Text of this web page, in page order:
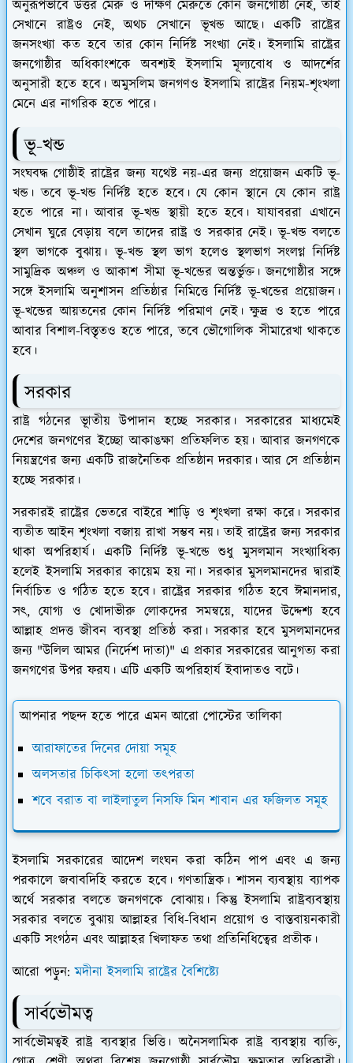
অনুরূপভাবে উত্তর মেরু ও দক্ষিণ মেরুতে কোন জনগোষ্ঠী নেই, তাই
সেখানে রাষ্ট্রও নেই, অথচ সেখানে ভূখন্ড আছে। একটি রাষ্ট্রের
জনসংখ্যা কত হবে তার কোন নির্দিষ্ট সংখ্যা নেই। ইসলামি রাষ্ট্রের
জনগোষ্ঠীর অধিকাংশকে অবশ্যই ইসলামি মূল্যবোধ ও আদর্শের
অনুসারী হতে হবে। অমুসলিম জনগণও ইসলামি রাষ্ট্রের নিয়ম-শৃংখলা
মেনে এর নাগরিক হতে পারে।
ভূ-খন্ড
সংঘবদ্ধ গোষ্ঠীই রাষ্ট্রের জন্য যথেষ্ট নয়-এর জন্য প্রয়োজন একটি ভূ-
খন্ড। তবে ভূ-খন্ড নির্দিষ্ট হতে হবে। যে কোন স্থানে যে কোন রাষ্ট্র
হতে পারে না। আবার ভূ-খন্ড স্থায়ী হতে হবে। যাযাবররা এখানে
সেখান ঘুরে বেড়ায় বলে তাদের রাষ্ট্র ও সরকার নেই। ভূ-খন্ড বলতে
স্থল ভাগকে বুঝায়। ভূ-খন্ড স্থল ভাগ হলেও স্থলভাগ সংলগ্ন নির্দিষ্ট
সামুদ্রিক অঞ্চল ও আকাশ সীমা ভূ-খন্ডের অন্তর্ভুক্ত। জনগোষ্ঠীর সঙ্গে
সঙ্গে ইসলামি অনুশাসন প্রতিষ্ঠার নিমিত্তে নির্দিষ্ট ভূ-খন্ডের প্রয়োজন।
ভূ-খন্ডের আয়তনের কোন নির্দিষ্ট পরিমাণ নেই। ক্ষুদ্র ও হতে পারে
আবার বিশাল-বিস্তৃতও হতে পারে, তবে ভৌগোলিক সীমারেখা থাকতে
হবে।
সরকার
রাষ্ট্র গঠনের ভূাতীয় উপাদান হচ্ছে সরকার। সরকারের মাধ্যমেই
দেশের জনগণের ইচ্ছো আকাঙক্ষা প্রতিফলিত হয়। আবার জনগণকে
নিয়ন্ত্রণের জন্য একটি রাজনৈতিক প্রতিষ্ঠান দরকার। আর সে প্রতিষ্ঠান
হচ্ছে সরকার।
সরকারই রাষ্ট্রের ভেতরে বাইরে শাড়ি ও শৃংখলা রক্ষা করে। সরকার
ব্যতীত আইন শৃংখলা বজায় রাখা সম্ভব নয়। তাই রাষ্ট্রের জন্য সরকার
থাকা অপরিহার্য। একটি নির্দিষ্ট ভূ-খন্ডে শুধু মুসলমান সংখ্যাধিক্য
হলেই ইসলামি সরকার কায়েম হয় না। সরকার মুসলমানদের দ্বারাই
নির্বাচিত ও গঠিত হতে হবে। রাষ্ট্রের সরকার গঠিত হবে ঈমানদার,
সৎ, যোগ্য ও খোদাভীরু লোকদের সমন্বয়ে, যাদের উদ্দেশ্য হবে
আল্লাহ প্রদত্ত জীবন ব্যবস্থা প্রতিষ্ঠ করা। সরকার হবে মুসলমানদের
জন্য "উলিল আমর (নির্দেশ দাতা)" এ প্রকার সরকারের আনুগত্য করা
জনগণের উপর ফরয। এটি একটি অপরিহার্য ইবাদাতও বটে।
আপনার পছন্দ হতে পারে এমন আরো পোস্টের তালিকা
আরাফাতের দিনের দোয়া সমূহ
অলসতার চিকিৎসা হলো তৎপরতা
শবে বরাত বা লাইলাতুল নিসফি মিন শাবান এর ফজিলত সমূহ
ইসলামি সরকারের আদেশ লংঘন করা কঠিন পাপ এবং এ জন্য
পরকালে জবাবদিহি করতে হবে। গণতান্ত্রিক। শাসন ব্যবস্থায় ব্যাপক
অর্থে সরকার বলতে জনগণকে বোঝায়। কিন্তু ইসলামি রাষ্ট্রব্যবস্থায়
সরকার বলতে বুঝায় আল্লাহর বিধি-বিধান প্রয়োগ ও বাস্তবায়নকারী
একটি সংগঠন এবং আল্লাহর খিলাফত তথা প্রতিনিধিত্বের প্রতীক।
আরো পড়ুন: মদীনা ইসলামি রাষ্ট্রের বৈশিষ্ট্যে
সার্বভৌমত্ব
সার্বভৌমত্বই রাষ্ট্র ব্যবস্থার ভিত্তি। অনৈসলামিক রাষ্ট্র ব্যবস্থায় ব্যক্তি,